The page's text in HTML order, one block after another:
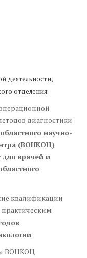
деятельности,
отделения
диагностики
научно-
(ВОНКОЦ)
для врачей и
квалификации
.
ВОНКОЦ